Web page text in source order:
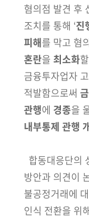
혐의점 발견 후
조치를 통해 ‘진
피해를 막고 혐
혼란을 최소화
금융투자업자
적발함으로써
관행에 경종을
내부통제 관행
합동대응단의
방안과 의견이
불공정거래에
인식 전환을 위